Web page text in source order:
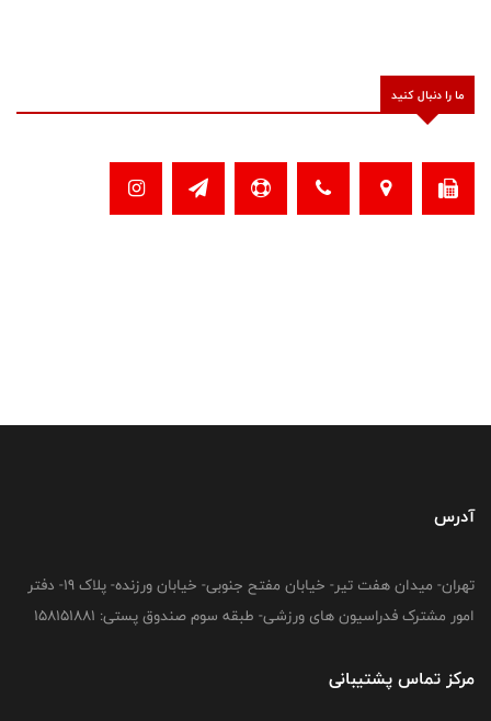
ما را دنبال کنید
آدرس
تهران- میدان هفت تیر- خیابان مفتح جنوبی- خیابان ورزنده- پلاک 19- دفتر
امور مشترک فدراسیون های ورزشی- طبقه سوم صندوق پستی: 158151881
مرکز تماس پشتیبانی